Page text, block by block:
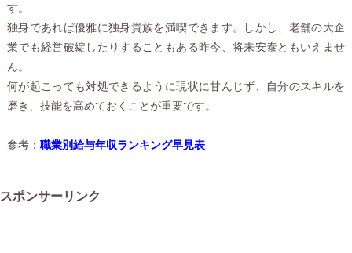
す。
独身であれば優雅に独身貴族を満喫できます。しかし、老舗の大企
業でも経営破綻したりすることもある昨今、将来安泰ともいえませ
ん。
何が起こっても対処できるように現状に甘んじず、自分のスキルを
磨き、技能を高めておくことが重要です。
参考： 職業別給与年収ランキング早見表
スポンサーリンク